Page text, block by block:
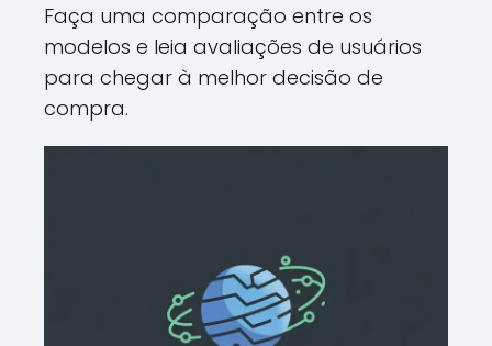
Faça uma comparação entre os
modelos e leia avaliações de usuários
para chegar à melhor decisão de
compra.